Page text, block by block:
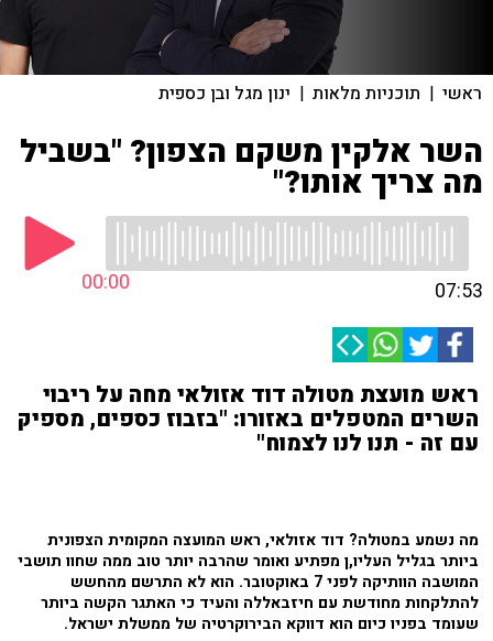
ראשי | תוכניות מלאות | ינון מגל ובן כספית
השר אלקין משקם הצפון? "בשביל
מה צריך אותו?"
00:00 07:53
ראש מועצת מטולה דוד אזולאי מחה על ריבוי
השרים המטפלים באזורו: "בזבוז כספים, מספיק
עם זה - תנו לנו לצמוח"
מה נשמע במטולה? דוד אזולאי, ראש המועצה המקומית הצפונית
ביותר בגליל העליו,ן מפתיע ואומר שהרבה יותר טוב ממה שחוו תושבי
המושבה הוותיקה לפני 7 באוקטובר. הוא לא התרשם מהחשש
להתלקחות מחודשת עם חיזבאללה והעיד כי האתגר הקשה ביותר
שעומד בפניו כיום הוא דווקא הבירוקרטיה של ממשלת ישראל.